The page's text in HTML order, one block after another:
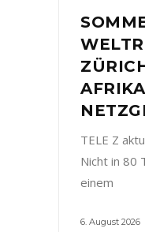
TELE Z
Nicht in 80
einem
6. August 2026